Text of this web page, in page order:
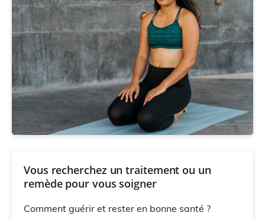
Vous recherchez un traitement ou un
remède pour vous soigner
Comment guérir et rester en bonne santé ?